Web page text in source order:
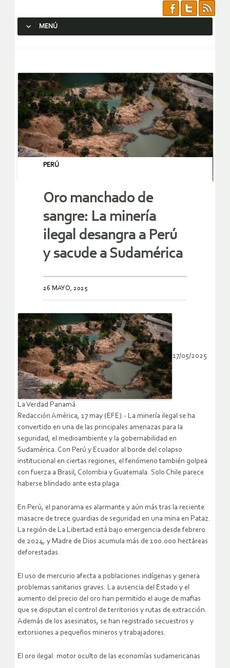
MENÚ
PERÚ
Oro manchado de
sangre: La minería
ilegal desangra a Perú
y sacude a Sudamérica
26 MAYO, 2025
17/05/2025
La Verdad Panamá
Redacción América, 17 may (EFE).- La minería ilegal se ha
convertido en una de las principales amenazas para la
seguridad, el medioambiente y la gobernabilidad en
Sudamérica. Con Perú y Ecuador al borde del colapso
institucional en ciertas regiones, el fenómeno también golpea
con fuerza a Brasil, Colombia y Guatemala. Solo Chile parece
haberse blindado ante esta plaga.
En Perú, el panorama es alarmante y aún más tras la reciente
masacre de trece guardias de seguridad en una mina en Pataz.
La región de La Libertad está bajo emergencia desde febrero
de 2024, y Madre de Dios acumula más de 100.000 hectáreas
deforestadas.
El uso de mercurio afecta a poblaciones indígenas y genera
problemas sanitarios graves. La ausencia del Estado y el
aumento del precio del oro han permitido el auge de mafias
que se disputan el control de territorios y rutas de extracción.
Además de los asesinatos, se han registrado secuestros y
extorsiones a pequeños mineros y trabajadores.
El oro ilegal: motor oculto de las economías sudamericanas